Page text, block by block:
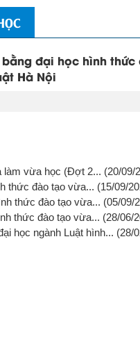
đại học hình
Hà Nội
làm vừa học (Đợt 2... (20/09/
thức đào tạo vừa... (15/09/
thức đào tạo vừa... (05/09/
thức đào tạo vừa... (28/06/
học ngành Luật hình... (28/